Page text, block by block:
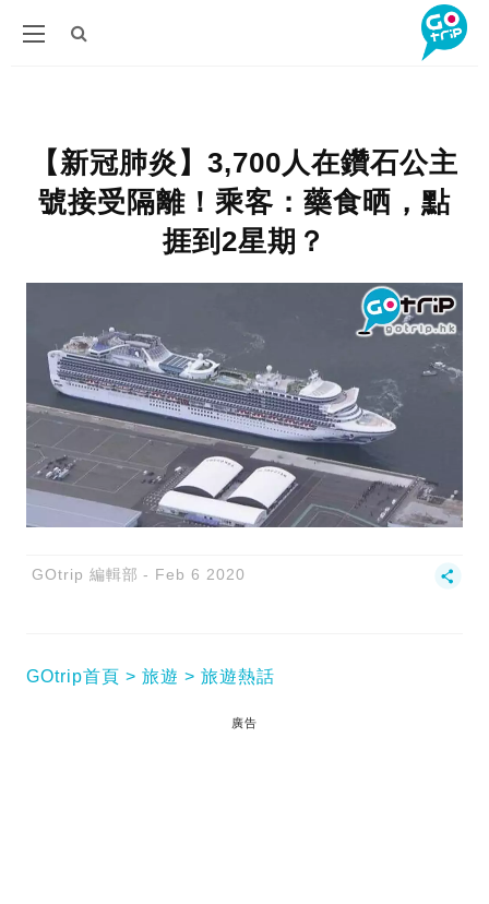
【新冠肺炎】3,700人在鑽石公主
號接受隔離！乘客：藥食晒，點
捱到2星期？
GOtrip 編輯部 Feb 6 2020
GOtrip首頁 旅遊 旅遊熱話
廣告